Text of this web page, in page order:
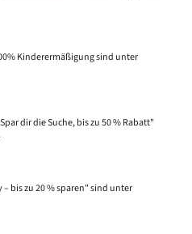
Kinderermäßigung sind unter
dir die Suche, bis zu 50 % Rabatt"
bis zu 20 % sparen" sind unter